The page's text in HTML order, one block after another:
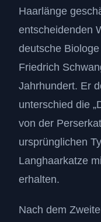
Haarlänge
entscheidenden
deutsche
Friedrich
Jahrhundert. Er
unterschied die
von der
ursprünglichen
Langhaarkatze
erhalten.
Nach dem